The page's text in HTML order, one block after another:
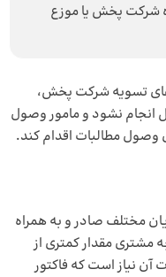
شرکت پخش یا موزع
تسویه شرکت پخش،
نشود و مامور وصول
مطالبات اقدام کند.
مختلف صادر و به همراه
مشتری مقدار کمتری از
آن نیاز است که فاکتور